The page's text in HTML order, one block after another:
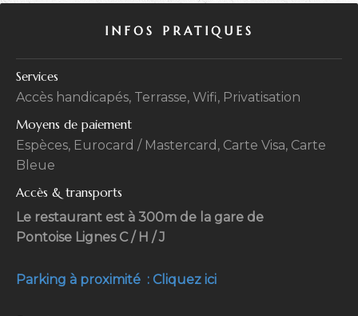
INFOS PRATIQUES
Services
Accès handicapés, Terrasse, Wifi, Privatisation
Moyens de paiement
Espèces, Eurocard / Mastercard, Carte Visa, Carte
Bleue
Accès & transports
Le restaurant est à 300m de la gare de
Pontoise Lignes C / H / J
Parking à proximité : Cliquez ici